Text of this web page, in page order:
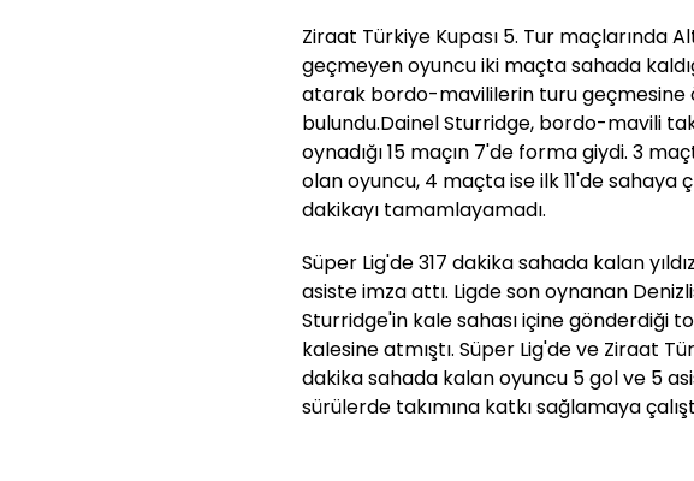
Ziraat Türkiye Kupası 5. Tur maçlarında
geçmeyen oyuncu iki maçta sahada
atarak bordo-mavililerin turu geçmesine
bulundu.Dainel Sturridge, bordo-mavili
oynadığı 15 maçın 7'de forma giydi. 3
olan oyuncu, 4 maçta ise ilk 11'de sahaya
dakikayı tamamlayamadı.
Süper Lig'de 317 dakika sahada kalan
asiste imza attı. Ligde son oynanan
Sturridge'in kale sahası içine gönderdiği
kalesine atmıştı. Süper Lig'de ve Ziraat
dakika sahada kalan oyuncu 5 gol ve 5
sürülerde takımına katkı sağlamaya